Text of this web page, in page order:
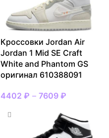
Кроссовки Jordan Air
Jordan 1 Mid SE Craft
White and Phantom GS
оригинал 610388091
4402 ₽ – 7609 ₽